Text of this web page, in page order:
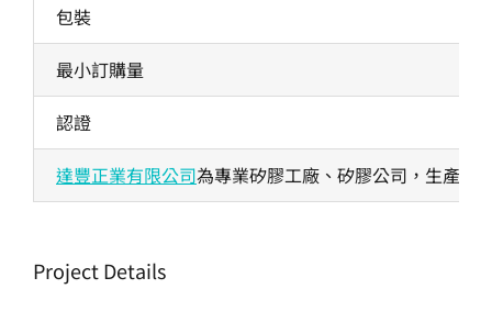
包裝
最小訂購量
認證
達豐正業有限公司為專業矽膠工廠、矽膠公司，生產各
Project Details